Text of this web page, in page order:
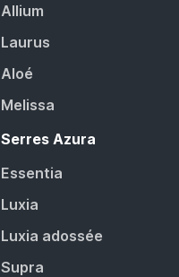
Allium
Laurus
Aloé
Melissa
Serres Azura
Essentia
Luxia
Luxia adossée
Supra